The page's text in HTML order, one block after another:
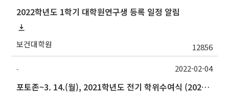
2022학년도 1학기 대학원연구생 등록 일정 알림
보건대학원 12856
-
포토존~3. 14.(월), 2021학년도 전기 학위수여식 (2022.02) 일정 안내(2/21,학위기 및 기념품 배부처 변경)
2022-02-04